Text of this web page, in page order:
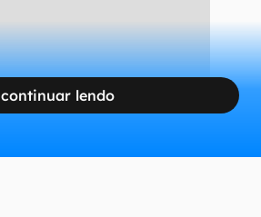
continuar lendo